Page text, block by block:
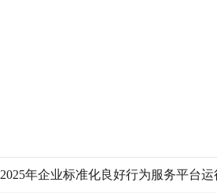
2025年企业标准化良好行为服务平台